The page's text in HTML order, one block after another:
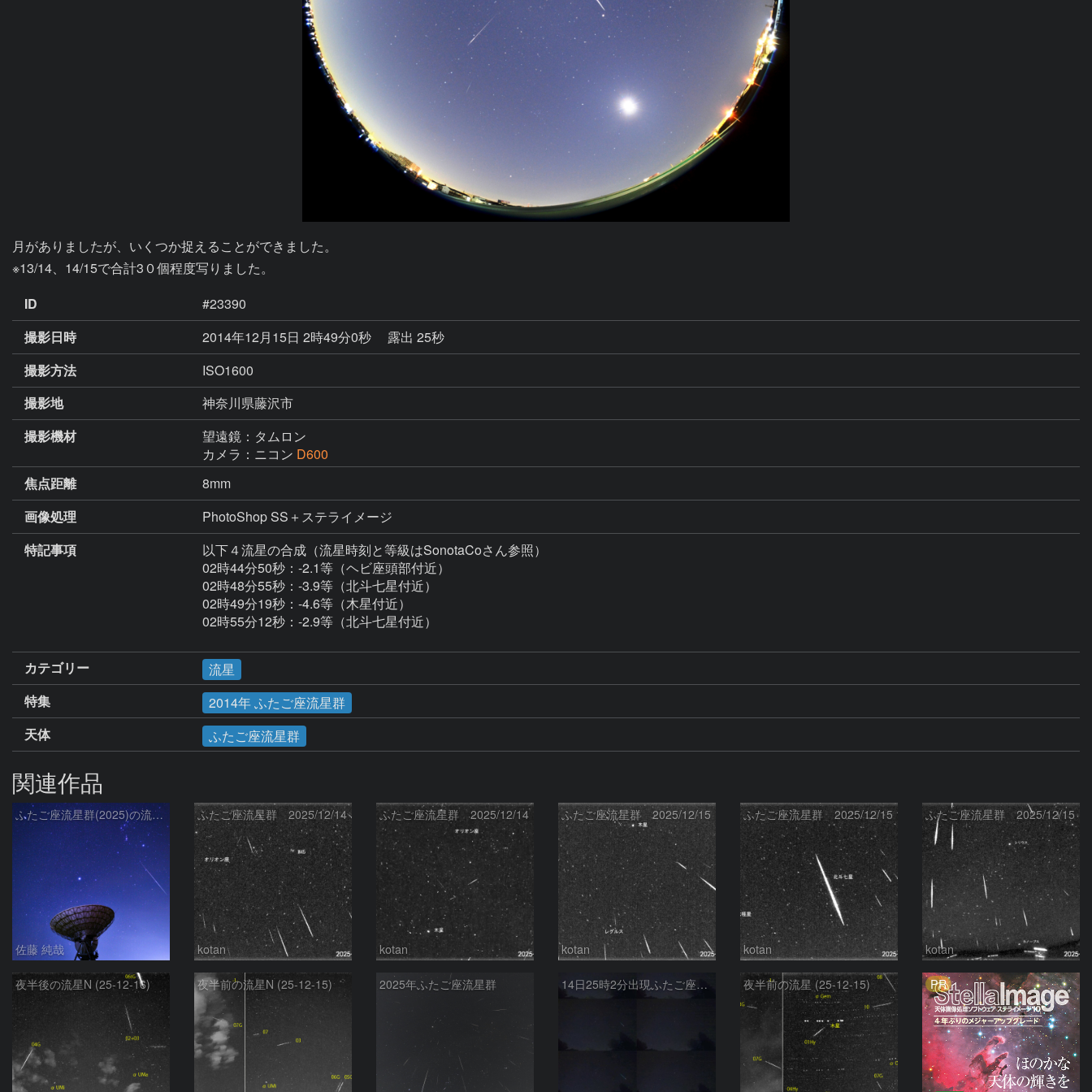
月がありましたが、いくつか捉えることができました。
※13/14、14/15で合計3０個程度写りました。
ID
#23390
撮影日時
2014年12月15日 2時49分0秒
露出 25秒
撮影方法
ISO1600
撮影地
神奈川県藤沢市
撮影機材
望遠鏡：タムロン
カメラ：ニコン D600
焦点距離
8mm
画像処理
PhotoShop SS＋ステライメージ
特記事項
以下４流星の合成（流星時刻と等級はSonotaCoさん参照）
02時44分50秒：-2.1等（ヘビ座頭部付近）
02時48分55秒：-3.9等（北斗七星付近）
02時49分19秒：-4.6等（木星付近）
02時55分12秒：-2.9等（北斗七星付近）
カテゴリー
流星
特集
2014年 ふたご座流星群
天体
ふたご座流星群
関連作品
ふたご座流星群(2025)の流星と冬の星座、さくら宇宙公園のパラボラアンテナ
佐藤 純哉
ふたご座流星群 2025/12/14
kotan
ふたご座流星群 2025/12/14
kotan
ふたご座流星群 2025/12/15
kotan
ふたご座流星群 2025/12/15
kotan
ふたご座流星群 2025/12/15
kotan
夜半後の流星N (25-12-16) 夜半前の流星N (25-12-15) 2025年ふたご座流星群 14日25時2分出現ふたご座群大流星(全行程) 夜半前の流星 (25-12-15) PR